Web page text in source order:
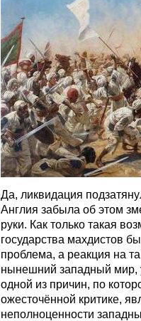
Да, ликвидация
Англия забыла об этом
руки. Как только такая
государства махдистов
проблема, а реакция на
нынешний западный мир,
одной из причин, по
ожесточённой критике,
неполноценности